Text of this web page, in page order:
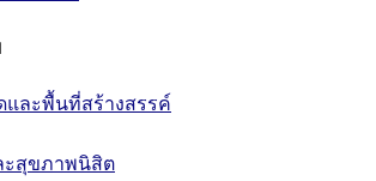
ละพื้นที่สร้างสรรค์
ะสุขภาพนิสิต